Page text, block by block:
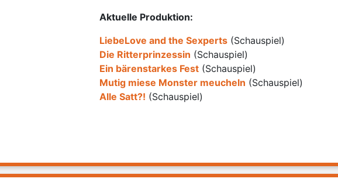
Aktuelle Produktion:
LiebeLove and the Sexperts(Schauspiel)
Die Ritterprinzessin (Schauspiel)
Ein bärenstarkes Fest(Schauspiel)
Mutig miese Monster meucheln (Schauspiel)
Alle Satt?! (Schauspiel)